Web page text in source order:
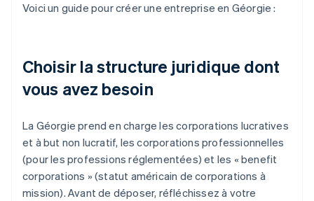
Voici un guide pour créer une entreprise en Géorgie :
Choisir la structure juridique dont
vous avez besoin
La Géorgie prend en charge les corporations lucratives
et à but non lucratif, les corporations professionnelles
(pour les professions réglementées) et les « benefit
corporations » (statut américain de corporations à
mission). Avant de déposer, réfléchissez à votre